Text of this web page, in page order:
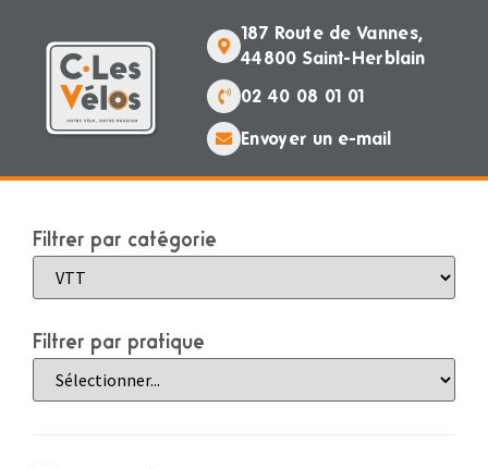
187 Route de Vannes,
44800 Saint-Herblain
02 40 08 01 01
Envoyer un e-mail
Filtrer par catégorie
Filtrer par pratique